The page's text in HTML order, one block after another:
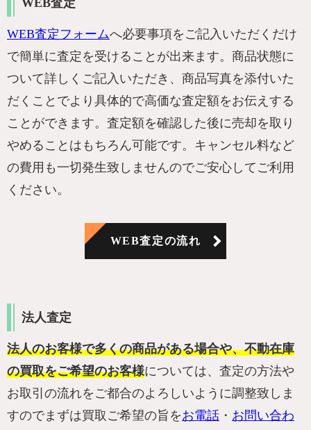
WEB査定フォームへ必要事項をご記入いただくだけ
で簡単に査定を受けることが出来ます。商品状態に
ついて詳しくご記入いただき、商品写真を添付いた
だくことでより具体的で高価な査定額をお伝えする
ことができます。査定額を確認した後に売却を取り
やめることはもちろん可能です。キャンセル料など
の費用も一切発生致しませんのでご安心してご利用
ください。
WEB査定の流れ
法人査定
法人のお客様で多くの商品がある場合や、不動在庫
の買取をご希望のお客様については、査定の方法や
お取引の流れをご都合のよろしいように調整致しま
すのでまずは買取ご希望の旨をお電話 ・ お問い合わ